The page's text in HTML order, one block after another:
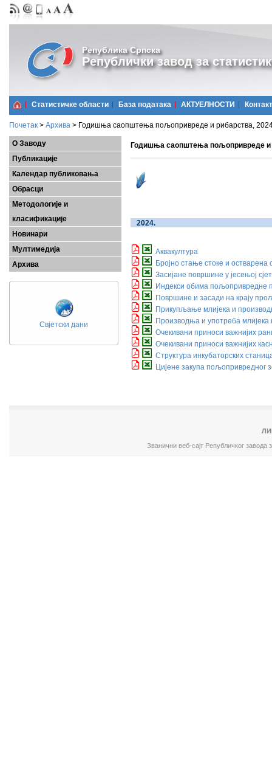
Република Српска
Републички завод за
Статистичке области Базa података АКТУЕЛНОСТИ Контакт
Почетак > Архива > Годишња саопштења пољопривреде и рибарства,
О Заводу
Публикације
Календар публиковања
Обрасци
Методологије и
класификације
Новинари
Мултимедија
Архива
Свјетски дани
Годишња саопштења пољопривреде и
Аквакултура
Бројно стање стоке и
Засијане површине у јесењој
Индекси обима пољопривредне
Површине и засади на крају
Прикупљање млијека и
Производња и употреба
Очекивани приноси важнијих
Очекивани приноси важнијих
Структура инкубаторских
Цијене закупа пољопривредног
Званични веб-сајт Републичког